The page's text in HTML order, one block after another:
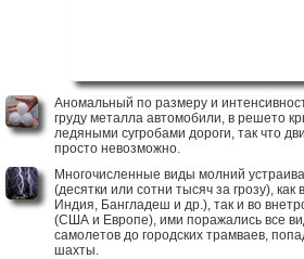
Аномальный по размеру и
груду металла автомобили, в решето
ледяными сугробами дороги, так что
просто невозможно.
Многочисленные виды молний
(десятки или сотни тысяч за грозу), как
Индия, Бангладеш и др.), так и во
(США и Европе), ими поражались все
самолетов до городских трамваев,
шахты.